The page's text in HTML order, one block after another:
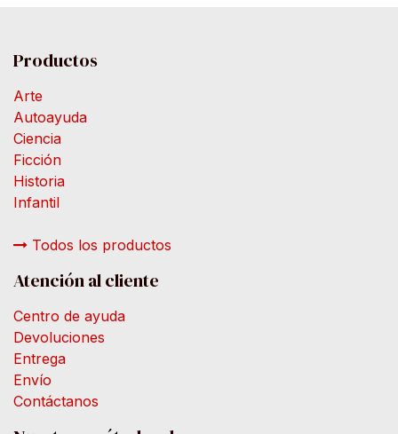
Productos
Arte
Autoayuda
Ciencia
Ficción
Historia
Infantil
Todos los productos
Atención al cliente
Centro de ayuda
Devoluciones
Entrega
Envío
Contáctanos